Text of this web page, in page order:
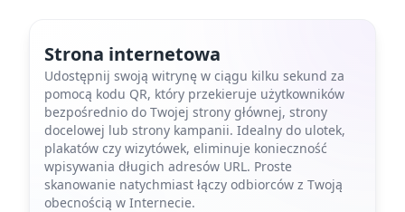
Strona internetowa
Udostępnij swoją witrynę w ciągu kilku sekund za
pomocą kodu QR, który przekieruje użytkowników
bezpośrednio do Twojej strony głównej, strony
docelowej lub strony kampanii. Idealny do ulotek,
plakatów czy wizytówek, eliminuje konieczność
wpisywania długich adresów URL. Proste
skanowanie natychmiast łączy odbiorców z Twoją
obecnością w Internecie.